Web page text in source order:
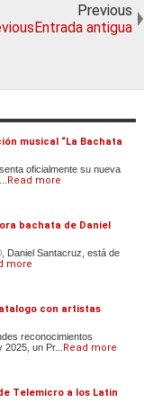
Previous
antigua
musical “La Bachata
oficialmente su nueva
Read more
bachata de Daniel
Daniel Santacruz, está de
more
con artistas
reconocimientos
un Pr... Read more
Telemicro a los Latin